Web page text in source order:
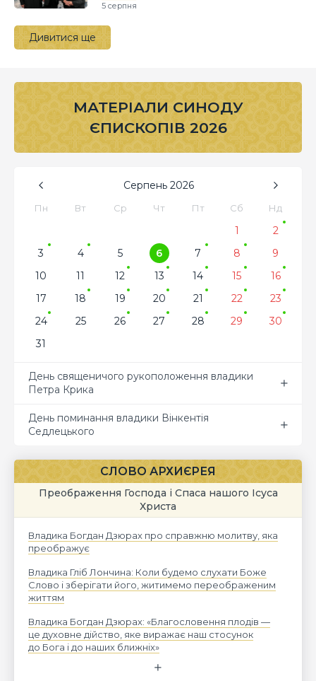
5 серпня
Дивитися ще
МАТЕРІАЛИ СИНОДУ
ЄПИСКОПІВ 2026
Серпень 2026
Пн Вт Ср Чт Пт Сб Нд
1
2
3
4 5 6 7 8
9
10
11 12 13 14 15
16
17
18 19 20 21 22
23
24
25 26 27 28 29
30
31
День священичого рукоположення владики
Петра Крика
День поминання владики Вінкентія
Седлецького
СЛОВО АРХИЄРЕЯ
Преображення Господа і Спаса нашого Ісуса
Христа
Владика Богдан Дзюрах про справжню молитву, яка
преображує
Владика Гліб Лончина: Коли будемо слухати Боже
Слово і зберігати його, житимемо переображеним
життям
Владика Богдан Дзюрах: «Благословення плодів —
це духовне дійство, яке виражає наш стосунок
до Бога і до наших ближніх»